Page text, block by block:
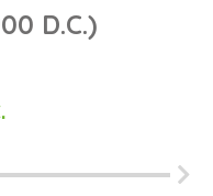
D.C.)